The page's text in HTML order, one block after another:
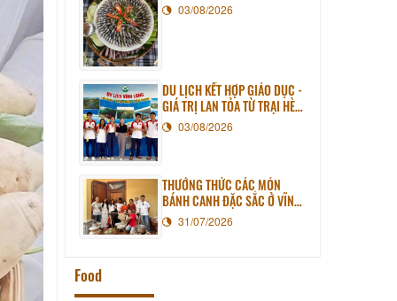
03/08/2026
DU LỊCH KẾT HỢP GIÁO DỤC -
GIÁ TRỊ LAN TỎA TỪ TRẠI HÈ
PHƯƠNG NAM NĂM 2026
03/08/2026
THƯỞNG THỨC CÁC MÓN
BÁNH CANH ĐẶC SẮC Ở VĨNH
LONG31/07/2026
Food